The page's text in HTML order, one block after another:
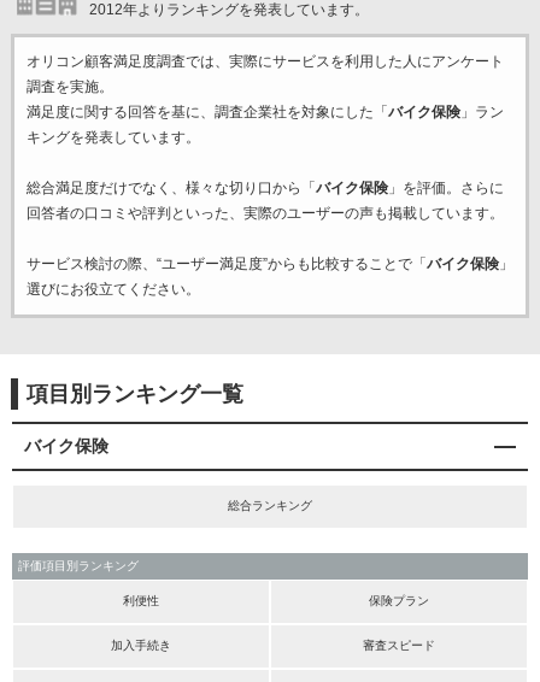
2012年よりランキングを発表しています。
オリコン顧客満足度調査では、実際にサービスを利用した 人にアンケート
調査を実施。
満足度に関する回答を基に、調査企業社を対象にした「 バイク保険」ラン
キングを発表しています。
総合満足度だけでなく、様々な切り口から「 バイク保険」を評価。さらに
回答者の口コミや評判といった、実際のユーザーの声も掲載しています。
サービス検討の際、“ユーザー満足度”からも比較することで「 バイク保険」
選びにお役立てください。
項目別ランキング一覧
バイク保険
総合ランキング
評価項目別ランキング
利便性 保険プラン
加入手続き 審査スピード